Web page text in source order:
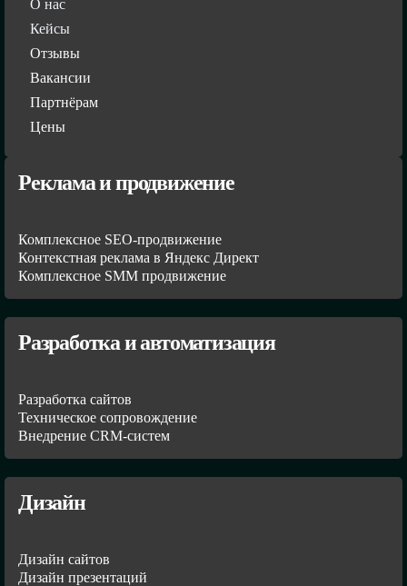
О нас
Кейсы
Отзывы
Вакансии
Партнёрам
Цены
Реклама и продвижение
Комплексное SEO-продвижение
Контекстная реклама в Яндекс Директ
Комплексное SMM продвижение
Разработка и автоматизация
Разработка сайтов
Техническое сопровождение
Внедрение CRM-систем
Дизайн
Дизайн сайтов
Дизайн презентаций